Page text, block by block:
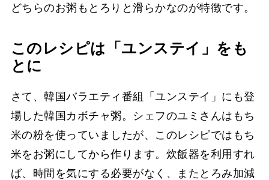
どちらのお粥もとろりと滑らかなのが特徴です。
このレシピは「ユンステイ」をも
とに
さて、韓国バラエティ番組「ユンステイ」にも登
場した韓国カボチャ粥。シェフのユミさんはもち
米の粉を使っていましたが、このレシピではもち
米をお粥にしてから作ります。炊飯器を利用すれ
ば、時間を気にする必要がなく、またとろみ加減